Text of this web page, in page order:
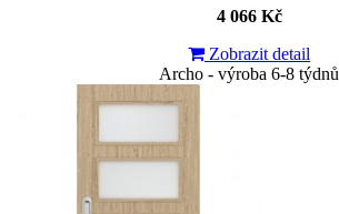
4 066 Kč
Zobrazit detail
Archo - výroba 6-8 týdnů